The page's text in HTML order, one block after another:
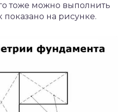
тоже можно выполнить
показано на рисунке.